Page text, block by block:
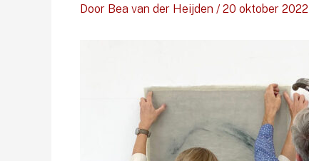
Door Bea van der Heijden / 20 oktober 2022